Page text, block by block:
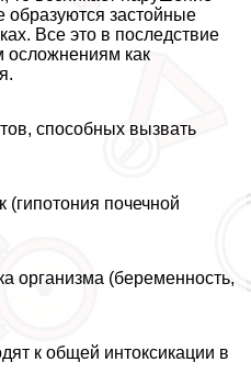
образуются застойные
Все это в последствие
осложнениям как
способных вызвать
почечной
организма (беременность,
к общей интоксикации в